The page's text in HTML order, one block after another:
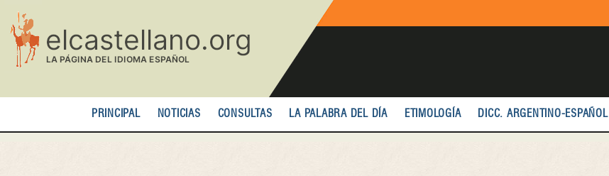
contenido
principal
PRINCIPAL NOTICIAS CONSULTAS LA PALABRA DEL DÍA ETIMOLOGÍA DICC. ARGENTINO-ESPAÑOL